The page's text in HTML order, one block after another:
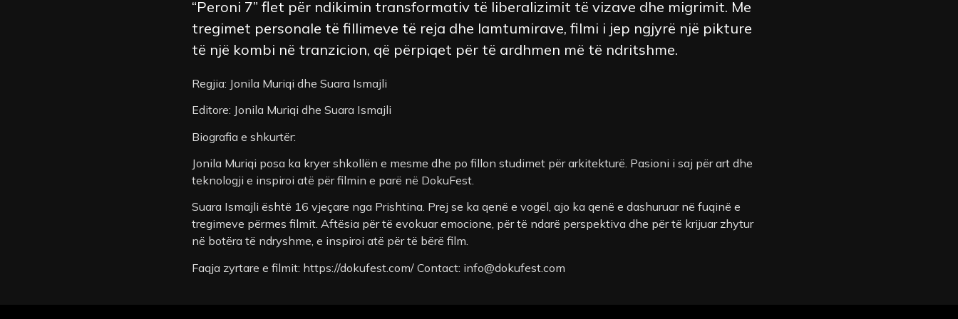
“Peroni 7” flet për ndikimin transformativ të liberalizimit të vizave dhe migrimit. Me
tregimet personale të fillimeve të reja dhe lamtumirave, filmi i jep ngjyrë një pikture
të një kombi në tranzicion, që përpiqet për të ardhmen më të ndritshme.
Regjia: Jonila Muriqi dhe Suara Ismajli
Editore: Jonila Muriqi dhe Suara Ismajli
Biografia e shkurtër:
Jonila Muriqi posa ka kryer shkollën e mesme dhe po fillon studimet për arkitekturë. Pasioni i saj për art dhe
teknologji e inspiroi atë për filmin e parë në DokuFest.
Suara Ismajli është 16 vjeçare nga Prishtina. Prej se ka qenë e vogël, ajo ka qenë e dashuruar në fuqinë e
tregimeve përmes filmit. Aftësia për të evokuar emocione, për të ndarë perspektiva dhe për të krijuar zhytur
në botëra të ndryshme, e inspiroi atë për të bërë film.
Faqja zyrtare e filmit: https://dokufest.com/ Contact: info@dokufest.com